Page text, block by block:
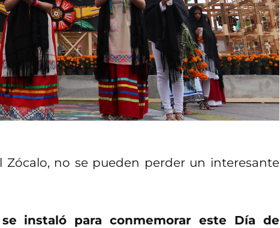
no se pueden perder un interesante
instaló para conmemorar este Día de